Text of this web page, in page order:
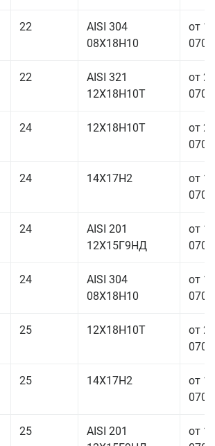
22
AISI 304
08Х18Н10
от
22
AISI 321
12Х18Н10Т
от
24 12Х18Н10Т
от
24 14Х17Н2
от
24
AISI 201
12Х15Г9НД
от
24
AISI 304
08Х18Н10
от
25 12Х18Н10Т
от
25 14Х17Н2
от
25
AISI 201
от